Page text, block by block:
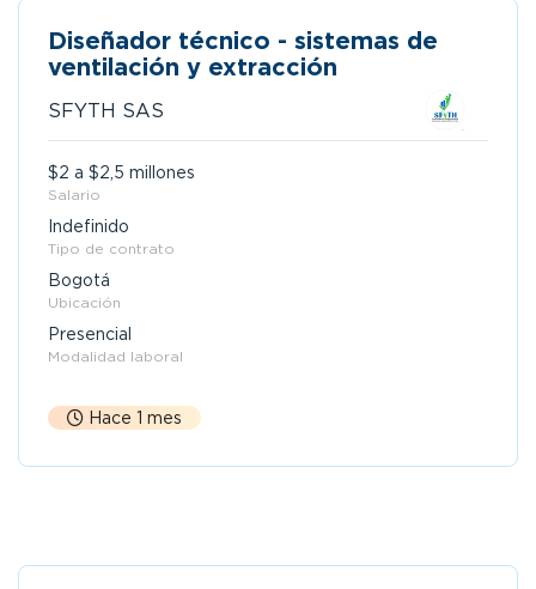
Diseñador técnico - sistemas de
ventilación y extracción
SFYTH SAS
$2 a $2,5 millones
Salario
Indefinido
Tipo de contrato
Bogotá
Ubicación
Presencial
Modalidad laboral
Hace 1 mes